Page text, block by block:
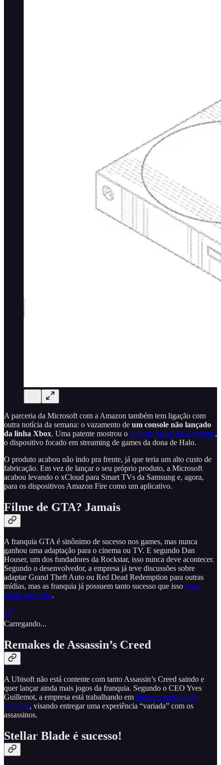
A parceria da Microsoft com a Amazon também tem ligação com
outra notícia da semana: o vazamento de um console não lançado
da linha Xbox. Uma patente mostrou o suposto visual do Keystone,
o dispositivo focado em streaming de games da dona de Halo.
O produto acabou não indo pra frente, já que teria um alto custo de
fabricação. Em vez de lançar o seu próprio produto, a Microsoft
acabou levando o xCloud para Smart TVs da Samsung e, agora,
para os dispositivos Amazon Fire como um aplicativo.
Filme de GTA? Jamais
A franquia GTA é sinônimo de sucesso nos games, mas nunca
ganhou uma adaptação para o cinema ou TV. E segundo Dan
Houser, um dos fundadores da Rockstar, isso nunca deve acontecer.
Segundo o desenvolvedor, a empresa já teve discussões sobre
adaptar Grand Theft Auto ou Red Dead Redemption para outras
mídias, mas as franquia já possuem tanto sucesso que isso seria
muito arriscado.
Carregando...
Remakes de Assassin’s Creed
A Ubisoft não está contente com tanto Assassin’s Creed saindo e
quer lançar ainda mais jogos da franquia. Segundo o CEO Yves
Guillemot, a empresa está trabalhando em diversos remakes da
franquia, visando entregar uma experiência “variada” com os
assassinos.
Stellar Blade é sucesso!